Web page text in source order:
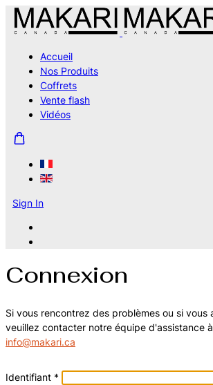
Accueil
Nos Produits
Coffrets
Vente flash
Vidéos
Sign In
Connexion
Si vous rencontrez des problèmes ou si vous
veuillez contacter notre équipe d'assistance
info@makari.ca
Identifiant *